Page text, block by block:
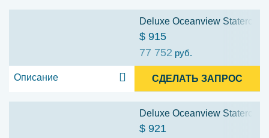
Deluxe Oceanview
$ 915
77 752 руб.
Описание СДЕЛАТЬ ЗАПРОС
Deluxe Oceanview
$ 921